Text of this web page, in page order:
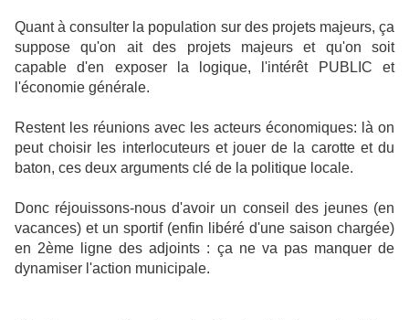
Quant à consulter la population sur des projets majeurs, ça
suppose qu'on ait des projets majeurs et qu'on soit
capable d'en exposer la logique, l'intérêt PUBLIC et
l'économie générale.
Restent les réunions avec les acteurs économiques: là on
peut choisir les interlocuteurs et jouer de la carotte et du
baton, ces deux arguments clé de la politique locale.
Donc réjouissons-nous d'avoir un conseil des jeunes (en
vacances) et un sportif (enfin libéré d'une saison chargée)
en 2ème ligne des adjoints : ça ne va pas manquer de
dynamiser l'action municipale.